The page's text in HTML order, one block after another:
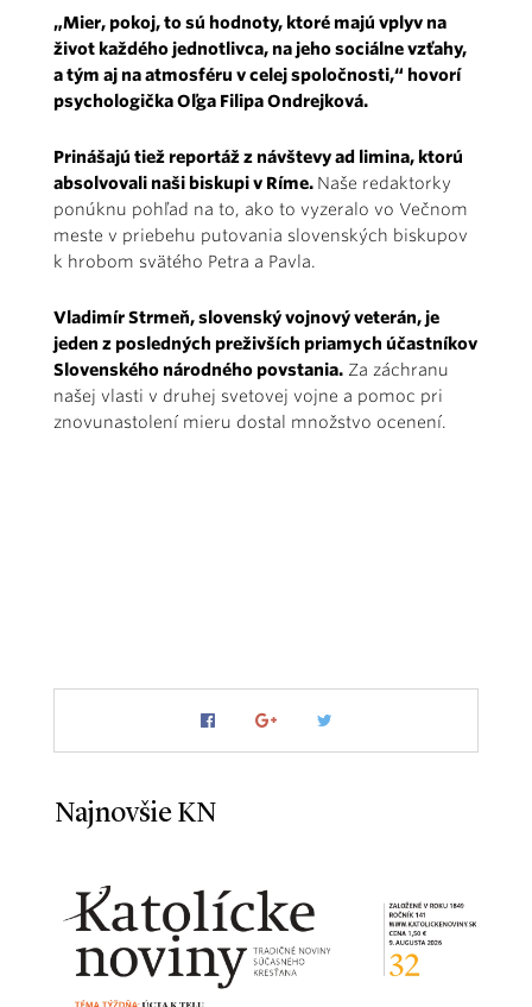
„Mier, pokoj, to sú hodnoty, ktoré majú vplyv na
život každého jednotlivca, na jeho sociálne vzťahy,
a tým aj na atmosféru v celej spoločnosti,“ hovorí
psychologička Oľga Filipa Ondrejková.
Prinášajú tiež reportáž z návštevy ad limina, ktorú
absolvovali naši biskupi v Ríme. Naše redaktorky
ponúknu pohľad na to, ako to vyzeralo vo Večnom
meste v priebehu putovania slovenských biskupov
k hrobom svätého Petra a Pavla.
Vladimír Strmeň, slovenský vojnový veterán, je
jeden z posledných preživších priamych účastníkov
Slovenského národného povstania. Za záchranu
našej vlasti v druhej svetovej vojne a pomoc pri
znovunastolení mieru dostal množstvo ocenení.
Najnovšie KN